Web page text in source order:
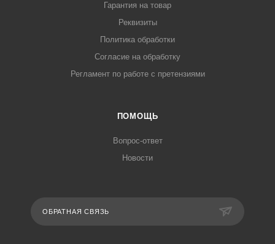
Гарантия на товар
Реквизиты
Политика обработки
Согласие на обработку
Регламент по работе с претензиями
ПОМОЩЬ
Вопрос-ответ
Новости
ОБРАТНАЯ СВЯЗЬ